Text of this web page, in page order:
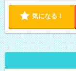
気になる！